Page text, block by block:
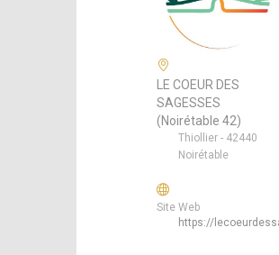
LE COEUR DES
SAGESSES
(Noirétable 42)
Thiollier - 42440
Noirétable
Site Web
https://